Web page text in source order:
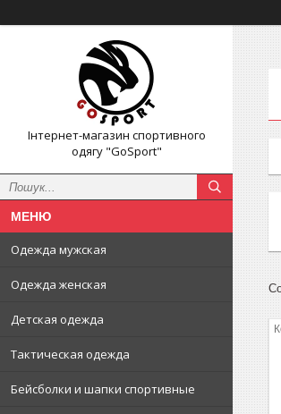
Інтернет-магазин спортивного
одягу "GoSport"
Одежда мужская
Одежда женская
Детская одежда
Тактическая одежда
Бейсболки и шапки спортивные